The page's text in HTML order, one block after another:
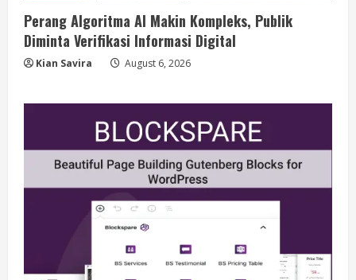
Perang Algoritma AI Makin Kompleks, Publik
Diminta Verifikasi Informasi Digital
Kian Savira August 6, 2026